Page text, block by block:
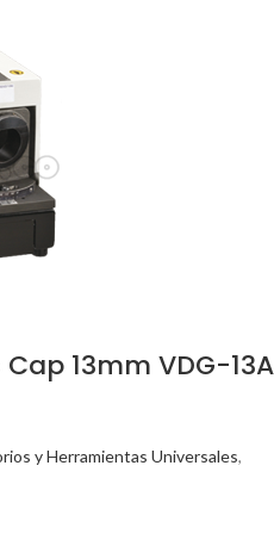
13mm VDG-13A
y Herramientas Universales,